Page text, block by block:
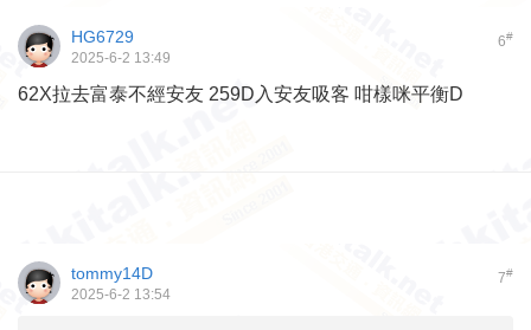
6#
HG6729
2025-6-2 13:49
62X拉去富泰不經安友 259D入安友吸客 咁樣咪平衡D
7#
tommy14D
2025-6-2 13:54